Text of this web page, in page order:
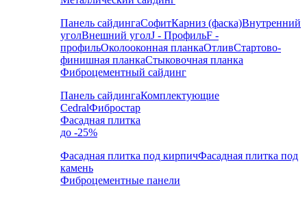
Панель сайдингаСофитКарниз (фаска)Внутренний
уголВнешний уголJ - ПрофильF -
профильОколооконная планкаОтливСтартово-
финишная планкаСтыковочная планка
Фиброцементный сайдинг
Панель сайдингаКомплектующие
CedralФибростар
Фасадная плитка
до -25%
Фасадная плитка под кирпичФасадная плитка под
камень
Фиброцементные панели